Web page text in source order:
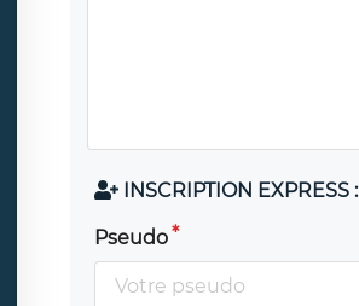
INSCRIPTION EXPRESS :
Pseudo